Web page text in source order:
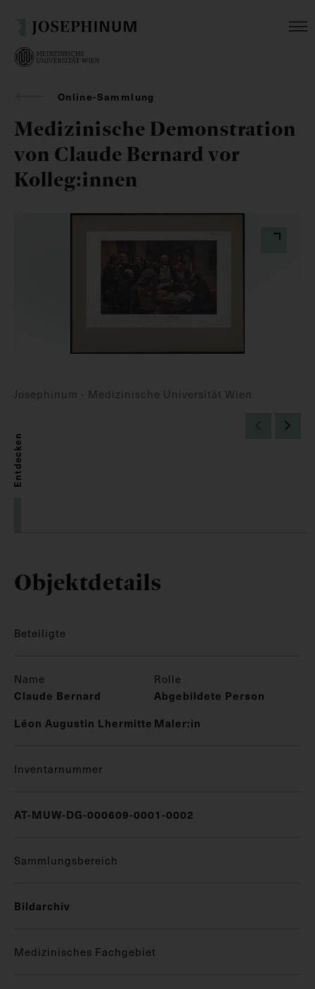
Online-Sammlung
Medizinische Demonstration
von Claude Bernard vor
Kolleg:innen
Josephinum - Medizinische Universität Wien
Entdecken
Objektdetails
Beteiligte
Name Rolle
Claude Bernard
Abgebildete Person
Léon Augustin Lhermitte Maler:in
Inventarnummer
AT-MUW-DG-000609-0001-0002
Sammlungsbereich
Bildarchiv
Medizinisches Fachgebiet